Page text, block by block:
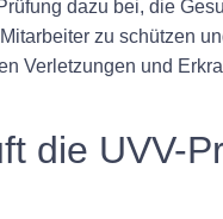
dazu bei, die
zu schützen
Verletzungen und
die UVV-